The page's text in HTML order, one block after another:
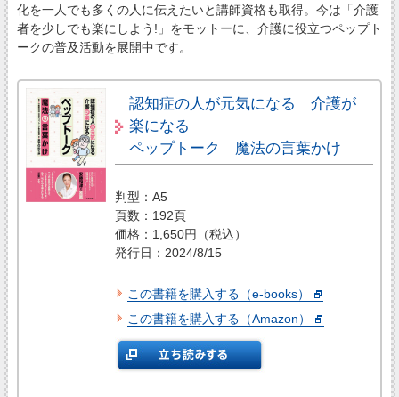
化を一人でも多くの人に伝えたいと講師資格も取得。今は「介護
者を少しでも楽にしよう!」をモットーに、介護に役立つペップト
ークの普及活動を展開中です。
認知症の人が元気になる 介護が
楽になる
ペップトーク 魔法の言葉かけ
判型：A5
頁数：192頁
価格：1,650円（税込）
発行日：2024/8/15
この書籍を購入する（e-books）
この書籍を購入する（Amazon）